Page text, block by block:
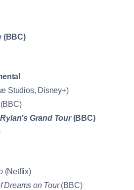
(BBC)
Studios, Disney+)
Grand Tour(BBC)
(Netflix)
Dreams on Tour(BBC)